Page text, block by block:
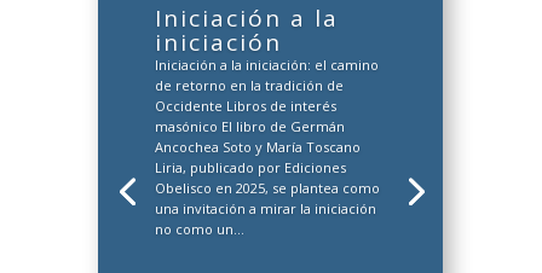
Iniciación a la
iniciación
Iniciación a la iniciación: el camino
de retorno en la tradición de
Occidente Libros de interés
masónico El libro de Germán
Ancochea Soto y María Toscano
Liria, publicado por Ediciones
Obelisco en 2025, se plantea como
una invitación a mirar la iniciación
no como un...